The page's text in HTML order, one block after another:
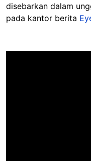
disebarkan dalam
pada kantor berita